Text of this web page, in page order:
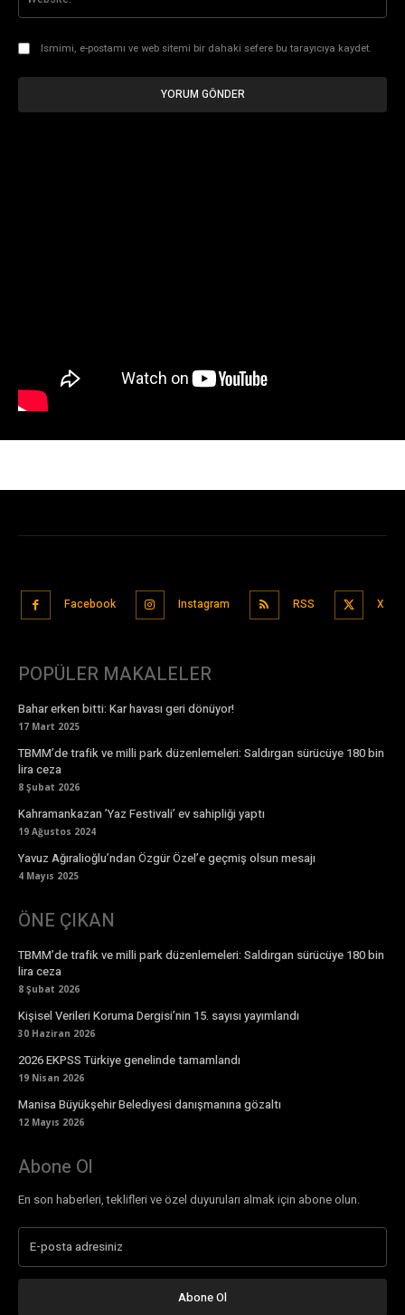
Facebook Instagram RSS X
POPÜLER MAKALELER
Bahar erken bitti: Kar havası geri dönüyor!
17 Mart 2025
TBMM’de trafik ve milli park düzenlemeleri: Saldırgan sürücüye 180 bin
lira ceza
8 Şubat 2026
Kahramankazan ’Yaz Festivali’ ev sahipliği yaptı
19 Ağustos 2024
Yavuz Ağıralioğlu’ndan Özgür Özel’e geçmiş olsun mesajı
4 Mayıs 2025
ÖNE ÇIKAN
TBMM’de trafik ve milli park düzenlemeleri: Saldırgan sürücüye 180 bin
lira ceza
8 Şubat 2026
Kişisel Verileri Koruma Dergisi’nin 15. sayısı yayımlandı
30 Haziran 2026
2026 EKPSS Türkiye genelinde tamamlandı
19 Nisan 2026
Manisa Büyükşehir Belediyesi danışmanına gözaltı
12 Mayıs 2026
Abone Ol
En son haberleri, teklifleri ve özel duyuruları almak için abone olun.
Abone Ol